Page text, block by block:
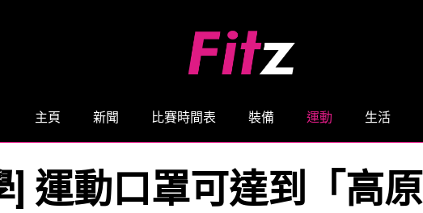
主頁 新聞 比賽時間表 裝備 運動 生活
] 運動口罩可達到「高